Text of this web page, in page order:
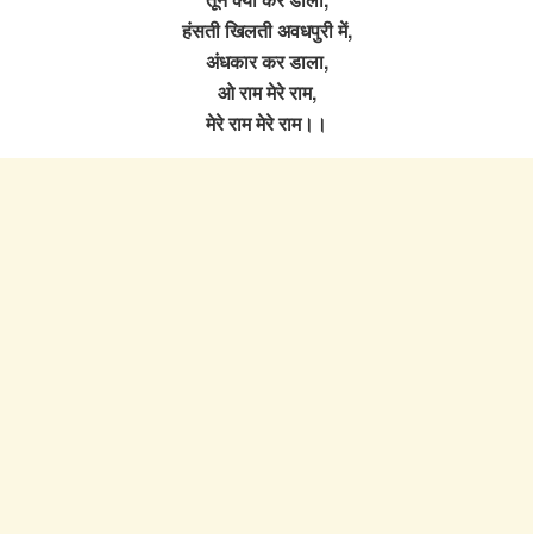
हंसती खिलती अवधपुरी में,
अंधकार कर डाला,
ओ राम मेरे राम,
मेरे राम मेरे राम।।